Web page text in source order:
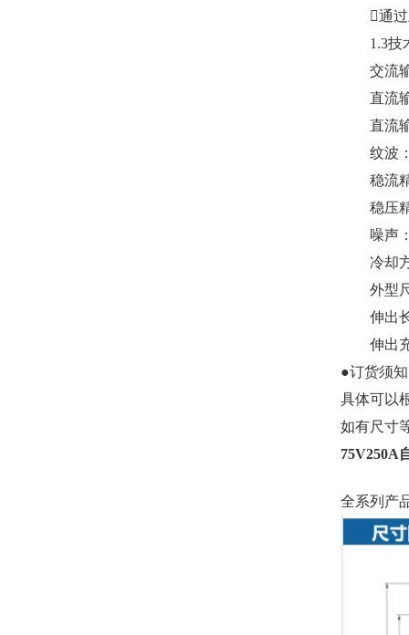
通过
1.3技
交流输
直流输
直流输
纹波：
稳流精
稳压精
噪声：
冷却方
外型尺
伸出长
伸出充
●订货须知
具体可以
如有尺寸
75V250A
全系列产